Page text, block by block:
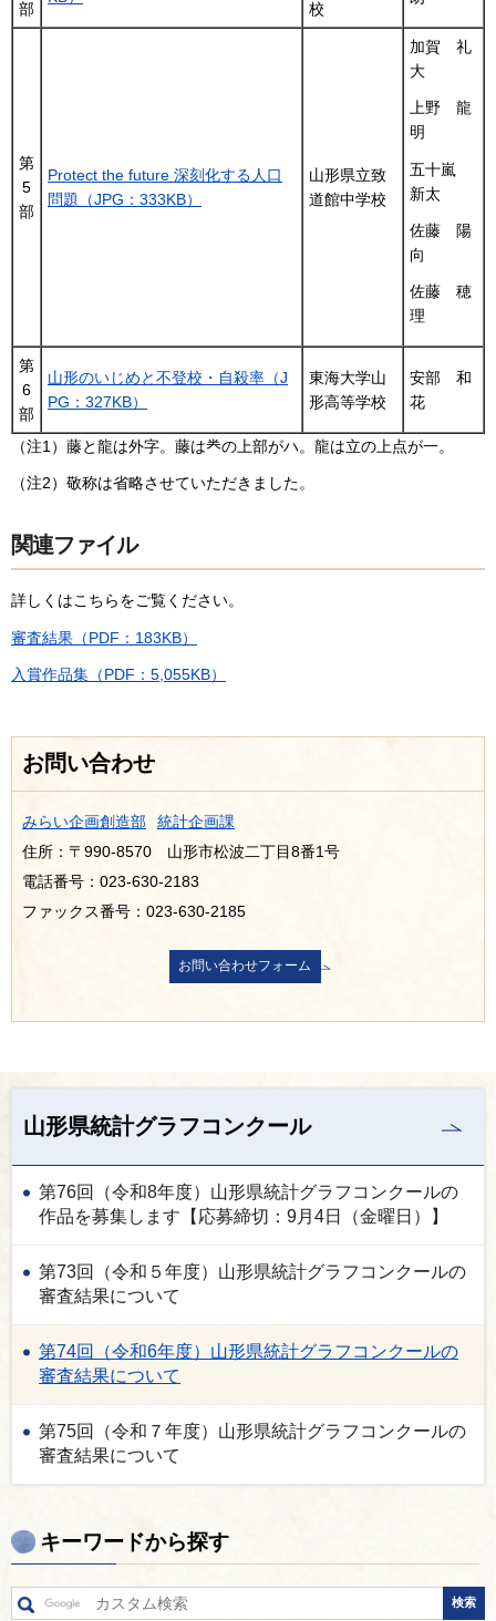
部 校
第
5
部
Protect the future 深刻化する人口
問題（JPG：333KB）
山形県立致
道館中学校
加賀 礼
大
上野 龍
明
五十嵐
新太
佐藤 陽
向
佐藤 穂
理
第
6
部
山形のいじめと不登校・自殺率（J
PG：327KB）
東海大学山
形高等学校
安部 和
花
（注1）藤と龍は外字。藤は龹の上部がハ。龍は立の上点が一。
（注2）敬称は省略させていただきました。
関連ファイル
詳しくはこちらをご覧ください。
審査結果（PDF：183KB）
入賞作品集（PDF：5,055KB）
お問い合わせ
みらい企画創造部
統計企画課
住所：〒990-8570 山形市松波二丁目8番1号
電話番号：023-630-2183
ファックス番号：023-630-2185
山形県統計グラフコンクール
第76回（令和8年度）山形県統計グラフコンクールの
作品を募集します【応募締切：9月4日（金曜日）】
第73回（令和５年度）山形県統計グラフコンクールの
審査結果について
第74回（令和6年度）山形県統計グラフコンクールの
審査結果について
第75回（令和７年度）山形県統計グラフコンクールの
審査結果について
キーワードから探す